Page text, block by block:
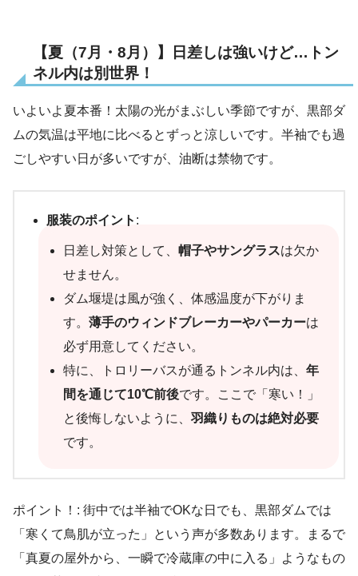
【夏（7月・8月）】日差しは強いけど…トン
ネル内は別世界！
いよいよ夏本番！太陽の光がまぶしい季節ですが、黒部ダ
ムの気温は平地に比べるとずっと涼しいです。半袖でも過
ごしやすい日が多いですが、油断は禁物です。
服装のポイント :
日差し対策として、 帽子やサングラスは欠か
せません。
ダム堰堤は風が強く、体感温度が下がりま
す。 薄手のウィンドブレーカーやパーカーは
必ず用意してください。
特に、トロリーバスが通るトンネル内は、 年
間を通じて10℃前後です。ここで「寒い！」
と後悔しないように、 羽織りものは絶対必要
です。
ポイント！: 街中では半袖でOKな日でも、黒部ダムでは
「寒くて鳥肌が立った」という声が多数あります。まるで
「真夏の屋外から、一瞬で冷蔵庫の中に入る」ようなもの